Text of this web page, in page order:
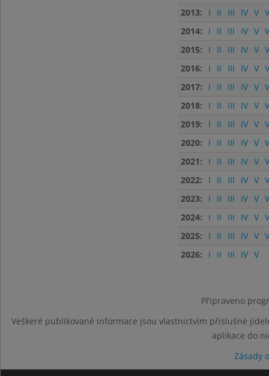
2013:
I II III IV V
2014:
I II III IV V
2015:
I II III IV V
2016:
I II III IV V
2017:
I II III IV V
2018:
I II III IV V
2019:
I II III IV V
2020:
I II III IV V
2021:
I II III IV V
2022:
I II III IV V
2023:
I II III IV V
2024:
I II III IV V
2025:
I II III IV V
2026:
I II III IV V
Připraveno
Veškeré publikované informace jsou vlastnictvím příslušné
aplikace do
Zásady